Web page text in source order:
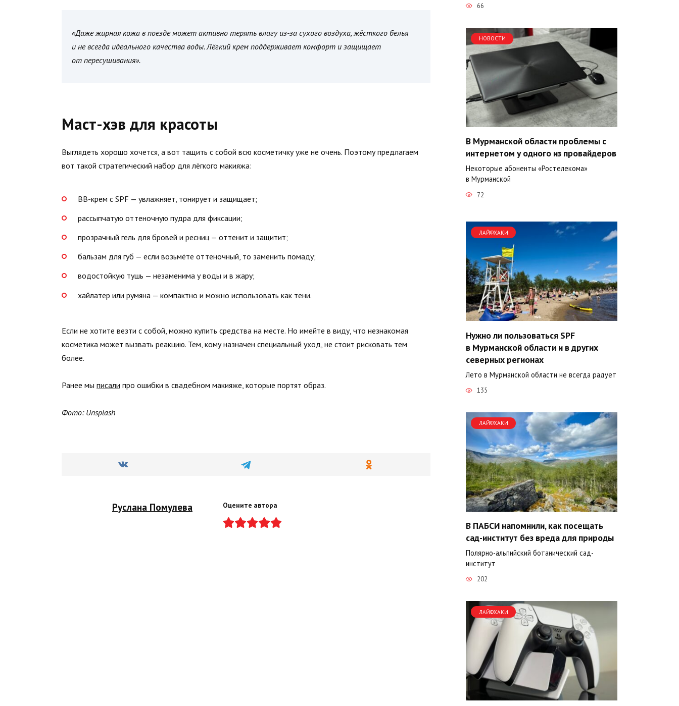
«Даже жирная кожа в поезде может активно терять влагу из-за сухого воздуха, жёсткого белья
и не всегда идеального качества воды. Лёгкий крем поддерживает комфорт и защищает
от пересушивания».
Маст-хэв для красоты
Выглядеть хорошо хочется, а вот тащить с собой всю косметичку уже не очень. Поэтому предлагаем
вот такой стратегический набор для лёгкого макияжа:
BB-крем с SPF — увлажняет, тонирует и защищает;
рассыпчатую оттеночную пудра для фиксации;
прозрачный гель для бровей и ресниц — оттенит и защитит;
бальзам для губ — если возьмёте оттеночный, то заменить помаду;
водостойкую тушь — незаменима у воды и в жару;
хайлатер или румяна — компактно и можно использовать как тени.
Если не хотите везти с собой, можно купить средства на месте. Но имейте в виду, что незнакомая
косметика может вызвать реакцию. Тем, кому назначен специальный уход, не стоит рисковать тем
более.
Ранее мы писали про ошибки в свадебном макияже, которые портят образ.
Фото: Unsplash
Руслана Помулева Оцените автора
66
НОВОСТИ
В Мурманской области проблемы с
интернетом у одного из провайдеров
Некоторые абоненты «Ростелекома»
в Мурманской
72
ЛАЙФХАКИ
Нужно ли пользоваться SPF
в Мурманской области и в других
северных регионах
Лето в Мурманской области не всегда радует
135
ЛАЙФХАКИ
В ПАБСИ напомнили, как посещать
сад-институт без вреда для природы
Полярно-альпийский ботанический сад-
институт
202
ЛАЙФХАКИ